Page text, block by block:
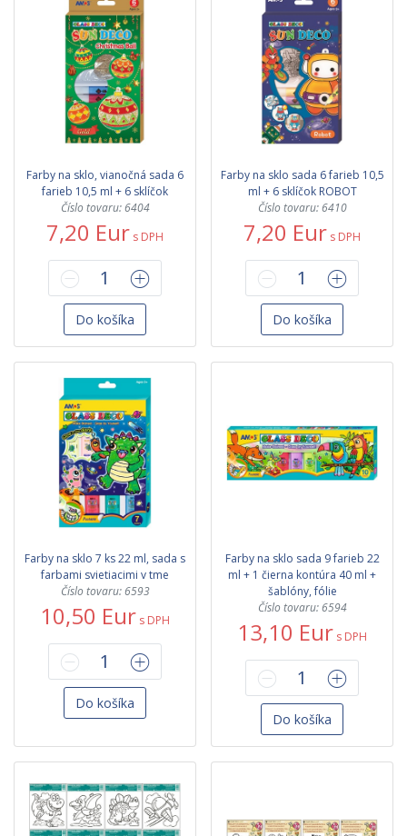
Farby na sklo, vianočná sada 6
farieb 10,5 ml + 6 sklíčok
Číslo tovaru: 6404
7,20 Eur s DPH
Do košíka
Farby na sklo sada 6 farieb 10,5
ml + 6 sklíčok ROBOT
Číslo tovaru: 6410
7,20 Eur s DPH
Do košíka
Farby na sklo 7 ks 22 ml, sada s
farbami svietiacimi v tme
Číslo tovaru: 6593
10,50 Eur s DPH
Do košíka
Farby na sklo sada 9 farieb 22
ml + 1 čierna kontúra 40 ml +
šablóny, fólie
Číslo tovaru: 6594
13,10 Eur s DPH
Do košíka